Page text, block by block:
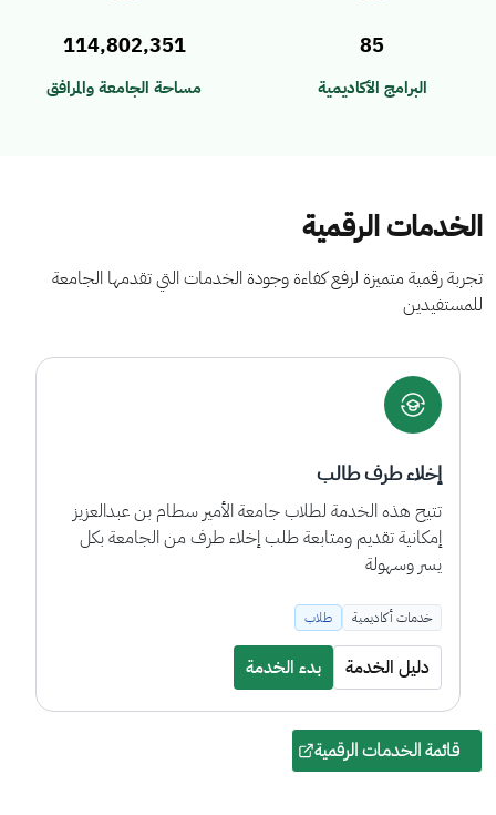
85
البرامج الأكاديمية
114,802,351
مساحة الجامعة والمرافق
الخدمات الرقمية
تجربة رقمية متميزة لرفع كفاءة وجودة الخدمات التي تقدمها الجامعة
للمستفيدين
البريد الإلكتروني
خدمة يتم تفعيلها لجميع منسوبي الجامعة فور حصولهم على
حساب دخول موحد لتتيح لهم بريد إلكتروني رسمي خاص
بهم .
خدمات تقنية أعضاء هيئة التدريس
دليل الخدمة بدء الخدمة
قائمة الخدمات الرقمية